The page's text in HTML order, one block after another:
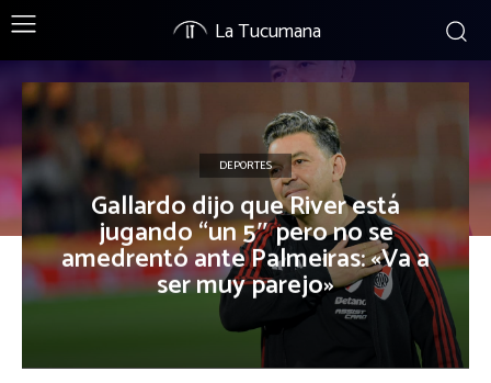
La Tucumana
DEPORTES
Gallardo dijo que River está
jugando “un 5″ pero no se
amedrentó ante Palmeiras: «Va a
ser muy parejo»